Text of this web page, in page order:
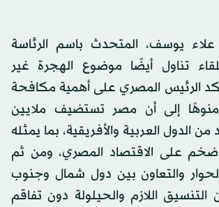
يوسف، المتحدث باسم الرئاسة
تناول أيضًا موضوع الهجرة غير
الرئيس المصري على أهمية مكافحة
منوهًا إلى أن مصر تستضيف ملايين
الدول العربية والأفريقية، بما يمثله
على الاقتصاد المصري، ومن ثم
والتعاون بين دول شمال وجنوب
اللازم والحيلولة دون تفاقم